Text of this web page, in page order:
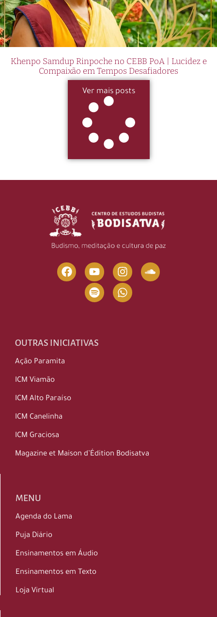
Khenpo Samdup Rinpoche no CEBB PoA | Lucidez e
Compaixão em Tempos Desafiadores
Ver mais posts
OUTRAS INICIATIVAS
Ação Paramita
ICM Viamão
ICM Alto Paraíso
ICM Canelinha
ICM Graciosa
Magazine et Maison d’Édition Bodisatva
MENU
Agenda do Lama
Puja Diário
Ensinamentos em Áudio
Ensinamentos em Texto
Loja Virtual